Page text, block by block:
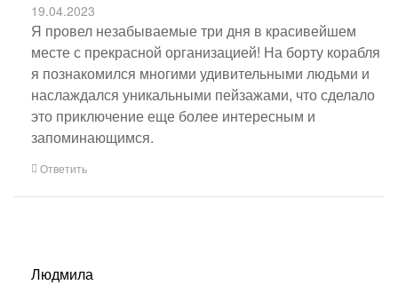
19.04.2023
Я провел незабываемые три дня в красивейшем
месте с прекрасной организацией! На борту корабля
я познакомился многими удивительными людьми и
наслаждался уникальными пейзажами, что сделало
это приключение еще более интересным и
запоминающимся.
Ответить
Людмила